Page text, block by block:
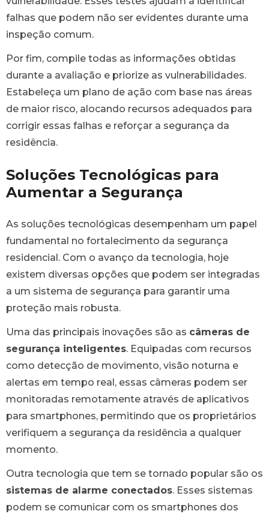
falhas que podem não ser evidentes durante uma
inspeção comum.
Por fim, compile todas as informações obtidas
durante a avaliação e priorize as vulnerabilidades.
Estabeleça um plano de ação com base nas áreas
de maior risco, alocando recursos adequados para
corrigir essas falhas e reforçar a segurança da
residência.
Soluções Tecnológicas para
Aumentar a Segurança
As soluções tecnológicas desempenham um papel
fundamental no fortalecimento da segurança
residencial. Com o avanço da tecnologia, hoje
existem diversas opções que podem ser integradas
a um sistema de segurança para garantir uma
proteção mais robusta.
Uma das principais inovações são as câmeras de
segurança inteligentes. Equipadas com recursos
como detecção de movimento, visão noturna e
alertas em tempo real, essas câmeras podem ser
monitoradas remotamente através de aplicativos
para smartphones, permitindo que os proprietários
verifiquem a segurança da residência a qualquer
momento.
Outra tecnologia que tem se tornado popular são os
sistemas de alarme conectados. Esses sistemas
podem se comunicar com os smartphones dos